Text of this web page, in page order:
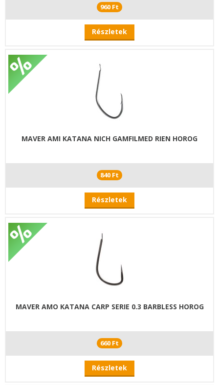
960 Ft
Részletek
MAVER AMI KATANA NICH GAMFILMED RIEN HOROG
840 Ft
Részletek
MAVER AMO KATANA CARP SERIE 0.3 BARBLESS HOROG
660 Ft
Részletek